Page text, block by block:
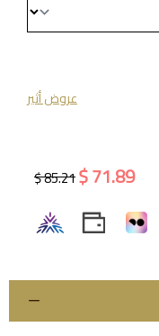
عروض أثير
71.89 $
85.21 $